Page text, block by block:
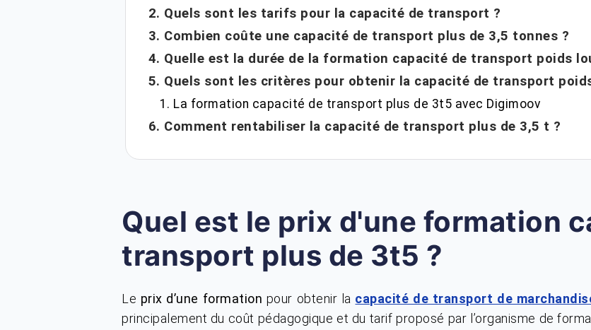
2. Quels sont les tarifs pour la capacité de transport ?
3. Combien coûte une capacité de transport plus de 3,5 tonnes ?
4. Quelle est la durée de la formation capacité de transport poids
5. Quels sont les critères pour obtenir la capacité de transport
1. La formation capacité de transport plus de 3t5 avec Digimoov
6. Comment rentabiliser la capacité de transport plus de 3,5 t ?
Quel est le prix d'une formation
transport plus de 3t5 ?
Le prix d’une formation pour obtenir la capacité de transport de
principalement du coût pédagogique et du tarif proposé par l’organisme de